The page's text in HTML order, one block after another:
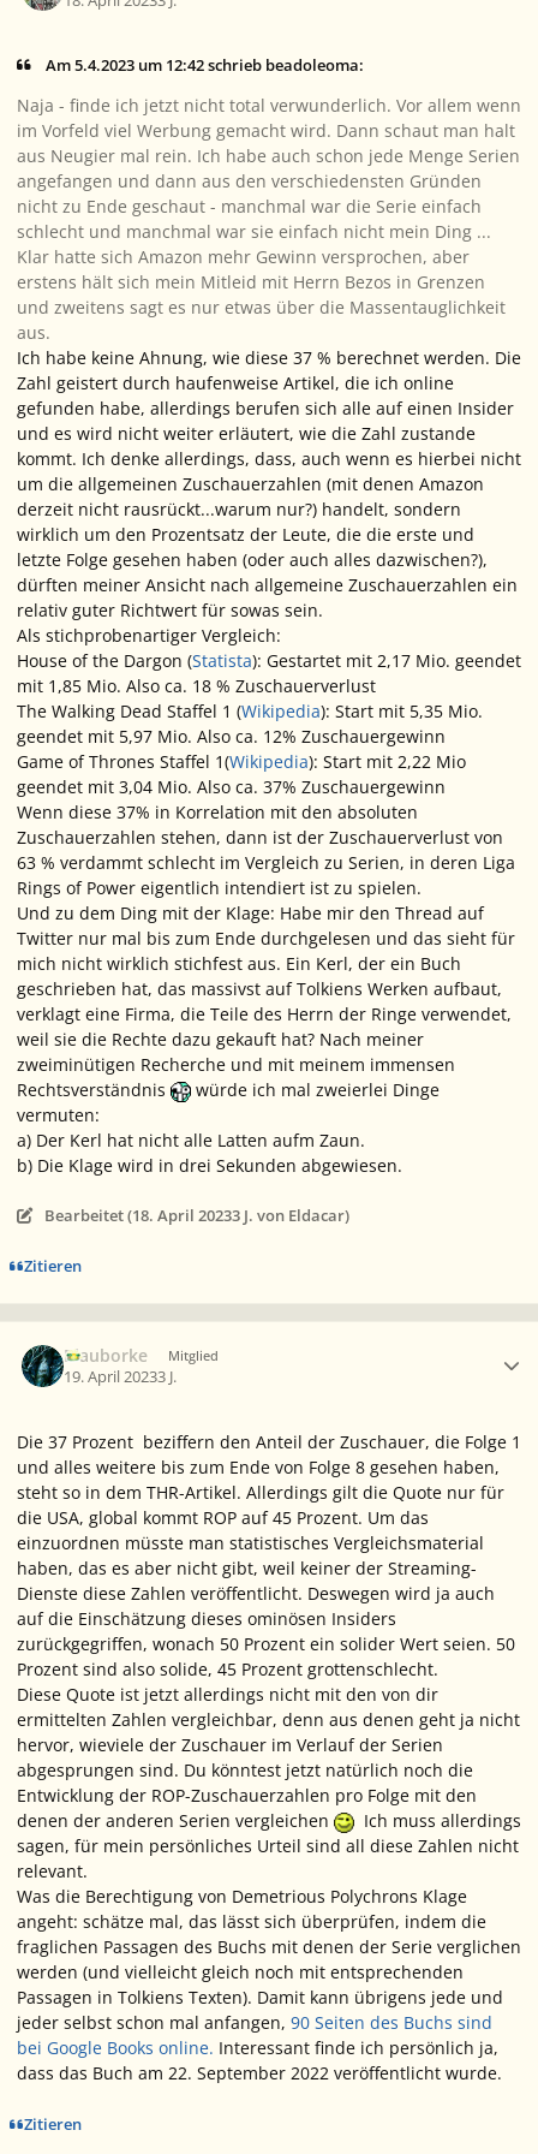
Am 5.4.2023 um 12:42 schrieb beadoleoma:
Naja - finde ich jetzt nicht total verwunderlich. Vor allem wenn
im Vorfeld viel Werbung gemacht wird. Dann schaut man halt
aus Neugier mal rein. Ich habe auch schon jede Menge Serien
angefangen und dann aus den verschiedensten Gründen
nicht zu Ende geschaut - manchmal war die Serie einfach
schlecht und manchmal war sie einfach nicht mein Ding ...
Klar hatte sich Amazon mehr Gewinn versprochen, aber
erstens hält sich mein Mitleid mit Herrn Bezos in Grenzen
und zweitens sagt es nur etwas über die Massentauglichkeit
aus.
Ich habe keine Ahnung, wie diese 37 % berechnet werden. Die
Zahl geistert durch haufenweise Artikel, die ich online
gefunden habe, allerdings berufen sich alle auf einen Insider
und es wird nicht weiter erläutert, wie die Zahl zustande
kommt. Ich denke allerdings, dass, auch wenn es hierbei nicht
um die allgemeinen Zuschauerzahlen (mit denen Amazon
derzeit nicht rausrückt...warum nur?) handelt, sondern
wirklich um den Prozentsatz der Leute, die die erste und
letzte Folge gesehen haben (oder auch alles dazwischen?),
dürften meiner Ansicht nach allgemeine Zuschauerzahlen ein
relativ guter Richtwert für sowas sein.
Als stichprobenartiger Vergleich:
House of the Dargon (Statista): Gestartet mit 2,17 Mio. geendet
mit 1,85 Mio. Also ca. 18 % Zuschauerverlust
The Walking Dead Staffel 1 (Wikipedia): Start mit 5,35 Mio.
geendet mit 5,97 Mio. Also ca. 12% Zuschauergewinn
Game of Thrones Staffel 1(Wikipedia): Start mit 2,22 Mio
geendet mit 3,04 Mio. Also ca. 37% Zuschauergewinn
Wenn diese 37% in Korrelation mit den absoluten
Zuschauerzahlen stehen, dann ist der Zuschauerverlust von
63 % verdammt schlecht im Vergleich zu Serien, in deren Liga
Rings of Power eigentlich intendiert ist zu spielen.
Und zu dem Ding mit der Klage: Habe mir den Thread auf
Twitter nur mal bis zum Ende durchgelesen und das sieht für
mich nicht wirklich stichfest aus. Ein Kerl, der ein Buch
geschrieben hat, das massivst auf Tolkiens Werken aufbaut,
verklagt eine Firma, die Teile des Herrn der Ringe verwendet,
weil sie die Rechte dazu gekauft hat? Nach meiner
zweiminütigen Recherche und mit meinem immensen
Rechtsverständnis
würde ich mal zweierlei Dinge
vermuten:
a) Der Kerl hat nicht alle Latten aufm Zaun.
b) Die Klage wird in drei Sekunden abgewiesen.
Bearbeitet (18. April 20233 J. von Eldacar)
Zitieren
Blauborke Mitglied
19. April 20233 J.
Die 37 Prozent beziffern den Anteil der Zuschauer, die Folge 1
und alles weitere bis zum Ende von Folge 8 gesehen haben,
steht so in dem THR-Artikel. Allerdings gilt die Quote nur für
die USA, global kommt ROP auf 45 Prozent. Um das
einzuordnen müsste man statistisches Vergleichsmaterial
haben, das es aber nicht gibt, weil keiner der Streaming-
Dienste diese Zahlen veröffentlicht. Deswegen wird ja auch
auf die Einschätzung dieses ominösen Insiders
zurückgegriffen, wonach 50 Prozent ein solider Wert seien. 50
Prozent sind also solide, 45 Prozent grottenschlecht.
Diese Quote ist jetzt allerdings nicht mit den von dir
ermittelten Zahlen vergleichbar, denn aus denen geht ja nicht
hervor, wieviele der Zuschauer im Verlauf der Serien
abgesprungen sind. Du könntest jetzt natürlich noch die
Entwicklung der ROP-Zuschauerzahlen pro Folge mit den
denen der anderen Serien vergleichen
Ich muss allerdings
sagen, für mein persönliches Urteil sind all diese Zahlen nicht
relevant.
Was die Berechtigung von Demetrious Polychrons Klage
angeht: schätze mal, das lässt sich überprüfen, indem die
fraglichen Passagen des Buchs mit denen der Serie verglichen
werden (und vielleicht gleich noch mit entsprechenden
Passagen in Tolkiens Texten). Damit kann übrigens jede und
jeder selbst schon mal anfangen, 90 Seiten des Buchs sind
bei Google Books online. Interessant finde ich persönlich ja,
dass das Buch am 22. September 2022 veröffentlicht wurde.
Zitieren